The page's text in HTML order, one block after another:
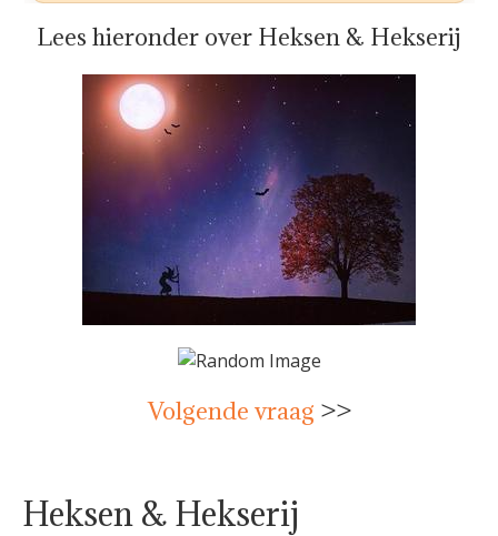
Lees hieronder over Heksen & Hekserij
Volgende vraag >>
Heksen & Hekserij